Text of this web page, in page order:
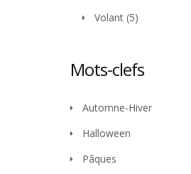
Volant (5)
Mots-clefs
Automne-Hiver
Halloween
Pâques